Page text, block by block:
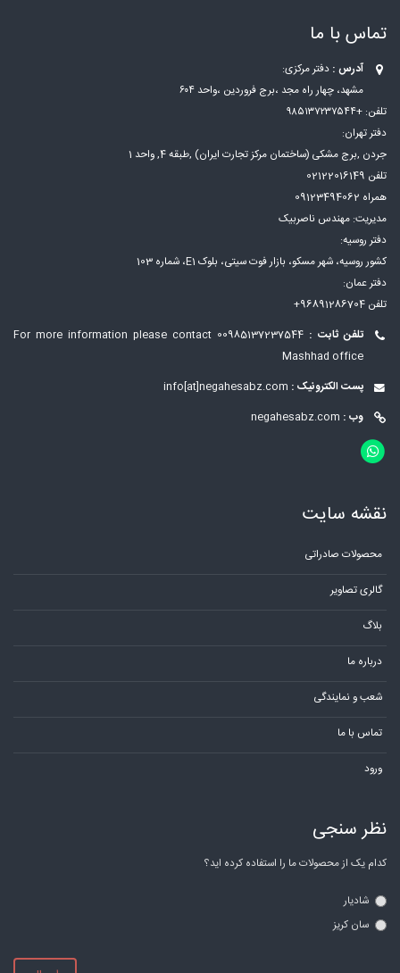
تماس با ما
آدرس : دفتر مرکزی:
مشهد، چهار راه مجد ،برج فروردین ،واحد ۶۰۴
تلفن: +۹۸۵۱۳۷۲۳۷۵۴۴
دفتر تهران:
جردن ,برج مشکی (ساختمان مرکز تجارت ایران) ,طبقه 4, واحد 1
تلفن 02122016149
همراه 09123494062
مدیریت: مهندس ناصربیک
دفتر روسیه:
کشور روسیه، شهر مسكو، بازار فوت سيتی، بلوک E1، شماره 103
دفتر عمان:
تلفن 96891286704+
تلفن ثابت : 00985137237544
For more information please contact
Mashhad office
پست الکترونیک : info[at]negahesabz.com
وب : negahesabz.com
نقشه سایت
محصولات صادراتی
گالری تصاویر
بلاگ
درباره ما
شعب و نمایندگی
تماس با ما
ورود
نظر سنجی
کدام یک از محصولات ما را استفاده کرده اید؟
شادیار
سان کریز